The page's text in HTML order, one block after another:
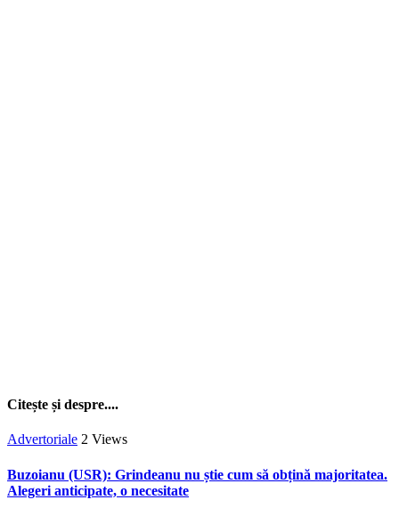
Citește și despre....
Advertoriale 2 Views
Buzoianu (USR): Grindeanu nu știe cum să obțină majoritatea.
Alegeri anticipate, o necesitate